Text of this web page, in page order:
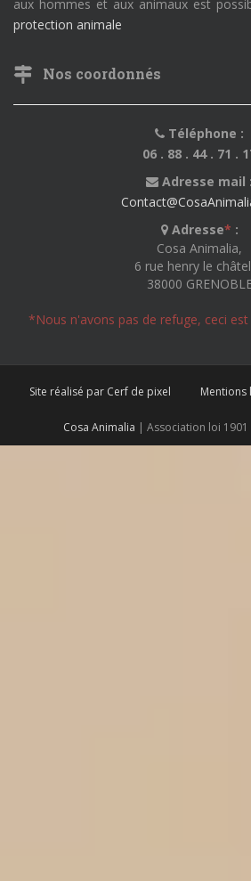
aux hommes et aux animaux est
protection animale
Nos coordonnés
Téléphone :
06 . 88 . 44 . 71 .
Adresse mail :
Adresse* :
Cosa Animalia,
6 rue henry le
38000
*Nous n'avons pas de refuge, ceci
Site réalisé par Cerf de pixel Mentions
Cosa Animalia | Association loi